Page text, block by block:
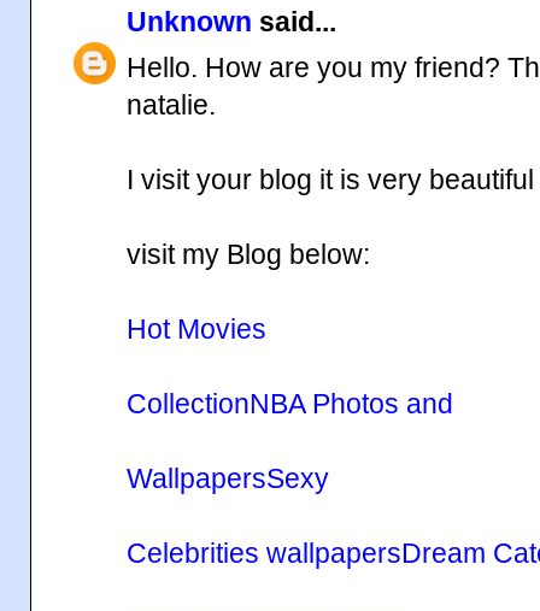
Unknown said...
Hello. How are you my friend?
natalie.
I visit your blog it is very
visit my Blog below:
Hot Movies
CollectionNBA Photos and
WallpapersSexy
Celebrities wallpapersDream